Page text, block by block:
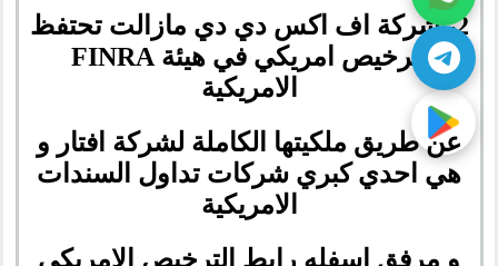
2- شركة اف اكس دي دي مازالت تحتفظ
بترخيص امريكي في هيئة FINRA
الامريكية
عن طريق ملكيتها الكاملة لشركة افتار و
هي احدي كبري شركات تداول السندات
الامريكية
و مرفق اسفله رابط الترخيص الامريكي